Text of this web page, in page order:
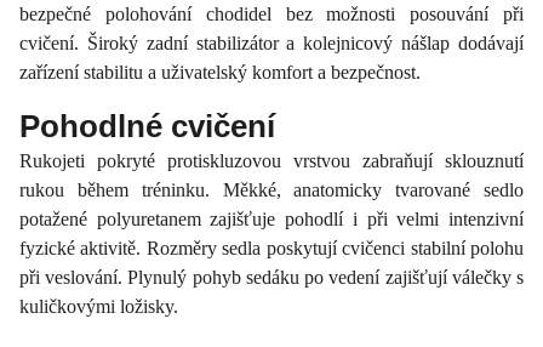
bezpečné polohování chodidel bez možnosti posouvání při
cvičení. Široký zadní stabilizátor a kolejnicový nášlap dodávají
zařízení stabilitu a uživatelský komfort a bezpečnost.
Pohodlné cvičení
Rukojeti pokryté protiskluzovou vrstvou zabraňují sklouznutí
rukou během tréninku. Měkké, anatomicky tvarované sedlo
potažené polyuretanem zajišťuje pohodlí i při velmi intenzivní
fyzické aktivitě. Rozměry sedla poskytují cvičenci stabilní polohu
při veslování. Plynulý pohyb sedáku po vedení zajišťují válečky s
kuličkovými ložisky.